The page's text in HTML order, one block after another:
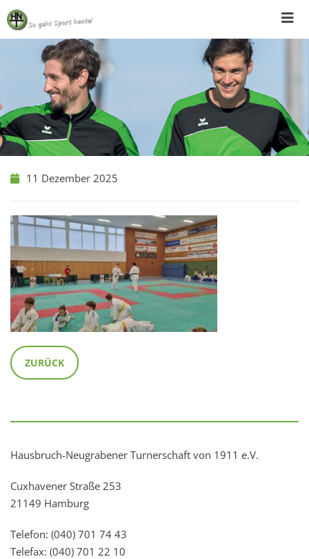
Skip
to
content
11 Dezember 2025
ZURÜCK
Hausbruch-Neugrabener Turnerschaft von 1911 e.V.
Cuxhavener Straße 253
21149 Hamburg
Telefon: (040) 701 74 43
Telefax: (040) 701 22 10